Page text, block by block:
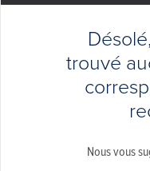
trouvé
Nous vous